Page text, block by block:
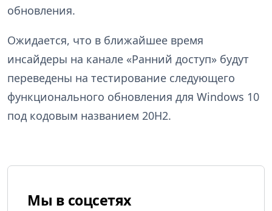
обновления.
Ожидается, что в ближайшее время
инсайдеры на канале «Ранний доступ» будут
переведены на тестирование следующего
функционального обновления для Windows 10
под кодовым названием 20H2.
Мы в соцсетях